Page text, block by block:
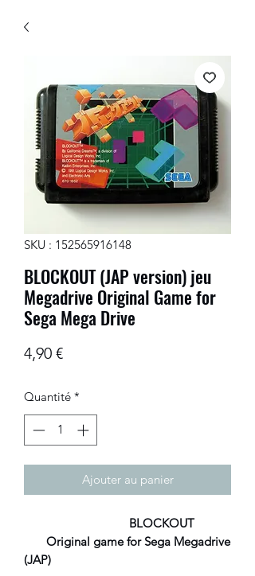
SKU : 152565916148
BLOCKOUT (JAP version) jeu
Megadrive Original Game for
Sega Mega Drive
4,90 €Prix
Quantité *
Ajouter au panier
BLOCKOUT
Original game for Sega Megadrive
(JAP)